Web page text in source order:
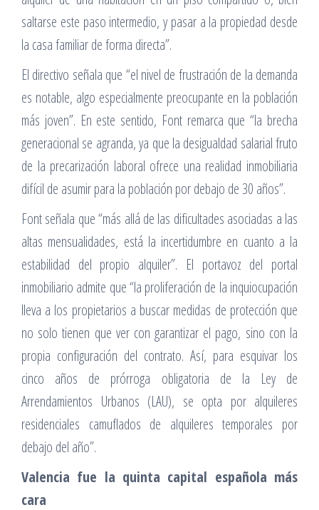
saltarse este paso intermedio, y pasar a la propiedad desde
la casa familiar de forma directa”.
El directivo señala que “el nivel de frustración de la demanda
es notable, algo especialmente preocupante en la población
más joven”. En este sentido, Font remarca que “la brecha
generacional se agranda, ya que la desigualdad salarial fruto
de la precarización laboral ofrece una realidad inmobiliaria
difícil de asumir para la población por debajo de 30 años”.
Font señala que “más allá de las dificultades asociadas a las
altas mensualidades, está la incertidumbre en cuanto a la
estabilidad del propio alquiler”. El portavoz del portal
inmobiliario admite que “la proliferación de la inquiocupación
lleva a los propietarios a buscar medidas de protección que
no solo tienen que ver con garantizar el pago, sino con la
propia configuración del contrato. Así, para esquivar los
cinco años de prórroga obligatoria de la Ley de
Arrendamientos Urbanos (LAU), se opta por alquileres
residenciales camuflados de alquileres temporales por
debajo del año”.
Valencia fue la quinta capital española más
cara